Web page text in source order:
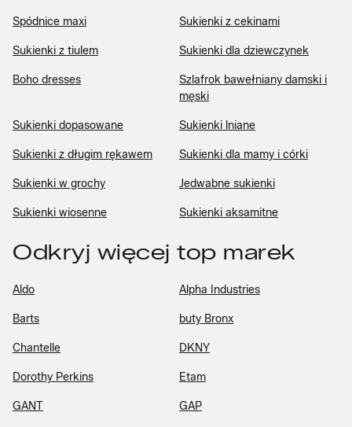
Spódnice maxi Sukienki z cekinami
Sukienki z tiulem Sukienki dla dziewczynek
Boho dresses
Szlafrok bawełniany damski i
męski
Sukienki dopasowane Sukienki lniane
Sukienki z długim rękawem Sukienki dla mamy i córki
Sukienki w grochy Jedwabne sukienki
Sukienki wiosenne Sukienki aksamitne
Odkryj więcej top marek
Aldo Alpha Industries
Barts buty Bronx
Chantelle DKNY
Dorothy Perkins Etam
GANT GAP